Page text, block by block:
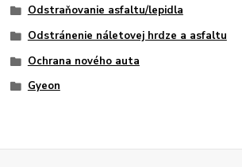
Odstraňovanie asfaltu/lepidla
Odstránenie náletovej hrdze a asfaltu
Ochrana nového auta
Gyeon